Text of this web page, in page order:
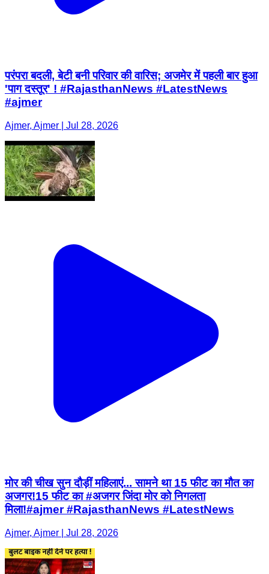
परंपरा बदली, बेटी बनी परिवार की वारिस; अजमेर में पहली बार हुआ
'पाग दस्तूर' ! #RajasthanNews #LatestNews
#ajmer
Ajmer, Ajmer | Jul 28, 2026
मोर की चीख सुन दौड़ीं महिलाएं... सामने था 15 फीट का मौत का
अजगर!15 फीट का #अजगर जिंदा मोर को निगलता
मिला!#ajmer #RajasthanNews #LatestNews
Ajmer, Ajmer | Jul 28, 2026